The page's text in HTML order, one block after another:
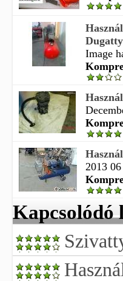
Image
2013
Kapcsolódó